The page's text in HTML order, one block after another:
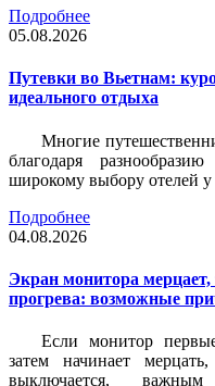
Подробнее
05.08.2026
Путевки во Вьетнам:
идеального отдыха
Многие
благодаря
широкому выбору отелей
Подробнее
04.08.2026
Экран монитора
прогрева: возможные
Если монитор
затем начинает
выключается, важным